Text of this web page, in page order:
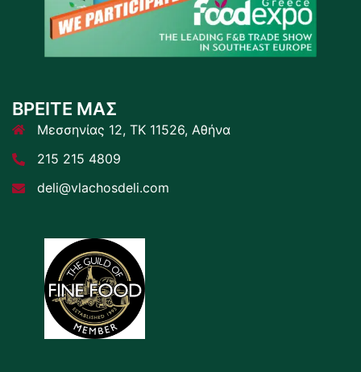
ΒΡΕΙΤΕ ΜΑΣ
Μεσσηνίας 12, ΤΚ 11526, Αθήνα
215 215 4809
deli@vlachosdeli.com